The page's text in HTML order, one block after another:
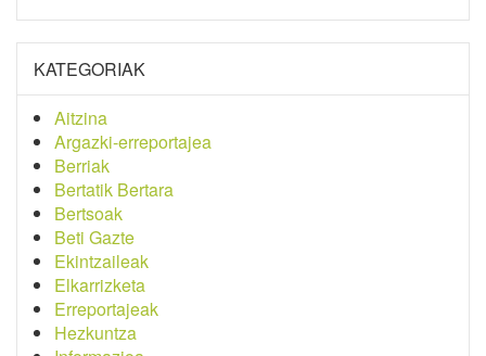
KATEGORIAK
Aitzina
Argazki-erreportajea
Berriak
Bertatik Bertara
Bertsoak
Beti Gazte
Ekintzaileak
Elkarrizketa
Erreportajeak
Hezkuntza